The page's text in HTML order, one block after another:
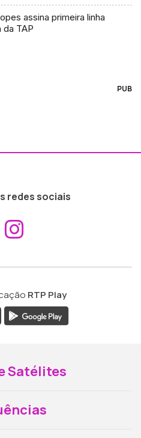
assina primeira linha
da TAP
PUB
redes sociais
Aceder ao
RTP Play
Satélites